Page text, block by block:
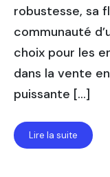
robustesse, sa
communauté
choix pour les
dans la vente
puissante […]
Lire la suite